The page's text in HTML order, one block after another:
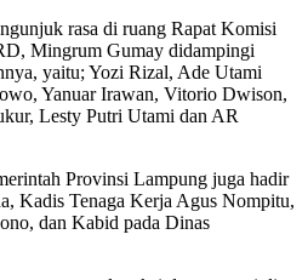
rasa di ruang Rapat Komisi
Mingrum Gumay didampingi
yaitu; Yozi Rizal, Ade Utami
Yanuar Irawan, Vitorio Dwison,
Lesty Putri Utami dan AR
Provinsi Lampung juga hadir
Kadis Tenaga Kerja Agus Nompitu,
dan Kabid pada Dinas